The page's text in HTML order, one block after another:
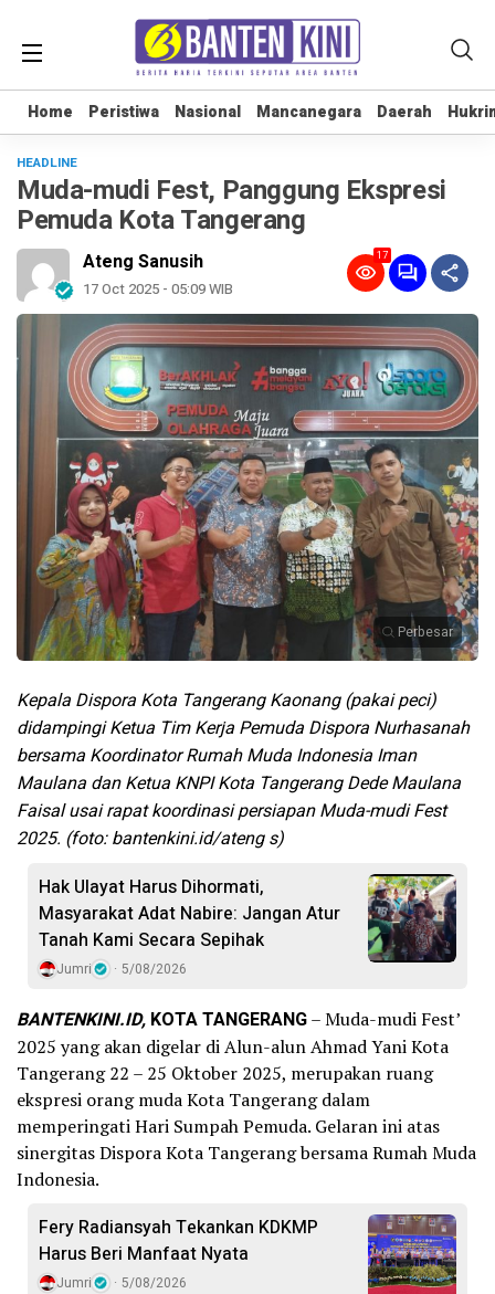
Home Peristiwa Nasional Mancanegara Daerah
Home Peristiwa Nasional Mancanegara Daerah
HEADLINE
Muda-mudi Fest, Panggung Ekspresi
Pemuda Kota Tangerang
Ateng Sanusih
17 Oct 2025 - 05:09 WIB
17
Perbesar
Kepala Dispora Kota Tangerang Kaonang (pakai peci)
didampingi Ketua Tim Kerja Pemuda Dispora Nurhasanah
bersama Koordinator Rumah Muda Indonesia Iman
Maulana dan Ketua KNPI Kota Tangerang Dede Maulana
Faisal usai rapat koordinasi persiapan Muda-mudi Fest
2025. (foto: bantenkini.id/ateng s)
Hak Ulayat Harus Dihormati,
Masyarakat Adat Nabire: Jangan Atur
Tanah Kami Secara Sepihak
Jumri 5/08/2026
BANTENKINI.ID, KOTA TANGERANG– Muda-mudi Fest’
2025 yang akan digelar di Alun-alun Ahmad Yani Kota
Tangerang 22 – 25 Oktober 2025, merupakan ruang
ekspresi orang muda Kota Tangerang dalam
memperingati Hari Sumpah Pemuda. Gelaran ini atas
sinergitas Dispora Kota Tangerang bersama Rumah Muda
Indonesia.
Fery Radiansyah Tekankan KDKMP
Harus Beri Manfaat Nyata
Jumri 5/08/2026